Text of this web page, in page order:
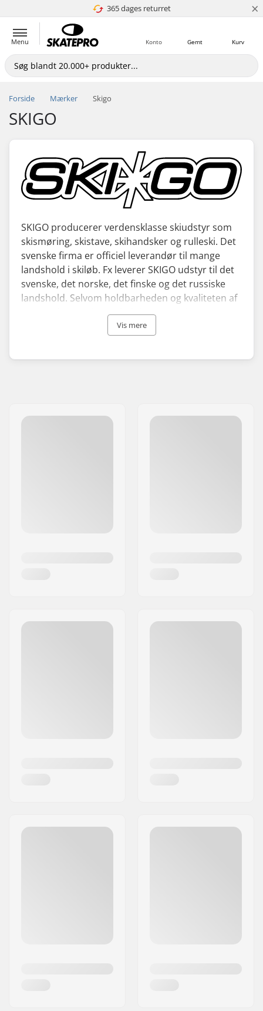
365 dages returret
4.8 ud af 5 ×
Menu Kurv
Gemt
Konto
Forside Mærker Skigo
SKIGO
SKIGO producerer verdensklasse skiudstyr som
skismøring, skistave, skihandsker og rulleski. Det
svenske firma er officiel leverandør til mange
landshold i skiløb. Fx leverer SKIGO udstyr til det
svenske, det norske, det finske og det russiske
landshold. Selvom holdbarheden og kvaliteten af
SKIGOs fæstevokse er helt i top, er priserne
overkommelige, så deres produkter er
langrendspræstationer året rundt - også udenfor
Vis mere